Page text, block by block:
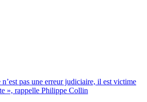
pas une erreur judiciaire, il est victime
», rappelle Philippe Collin